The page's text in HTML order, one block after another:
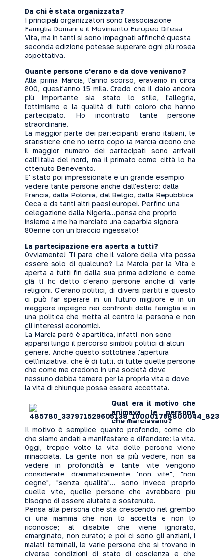
Da chi è stata organizzata?
I principali organizzatori sono l'associazione
Famiglia Domani e il Movimento Europeo Difesa
Vita, ma in tanti si sono impegnati affinché questa
seconda edizione potesse superare ogni più rosea
aspettativa.
Quante persone c'erano e da dove venivano?
Alla prima Marcia, l'anno scorso, eravamo in circa
800, quest'anno 15 mila. Credo che il dato ancora
più importante sia stato lo stile, l'allegria,
l'ottimismo e la qualità di tutti coloro che hanno
partecipato. Ho incontrato tante persone
straordinarie.
La maggior parte dei partecipanti erano italiani, le
statistiche che ho letto dopo la Marcia dicono che
il maggior numero dei partecipati sono arrivati
dall'Italia del nord, ma il primato come città lo ha
ottenuto Benevento.
E' stato poi impressionate e un grande esempio
vedere tante persone anche dall'estero: dalla
Francia, dalla Polonia, dal Belgio, dalla Repubblica
Ceca e da tanti altri paesi europei. Perfino una
delegazione dalla Nigeria...pensa che proprio
insieme a me ha marciato una caparbia signora
80enne con un braccio ingessato!
La partecipazione era aperta a tutti?
Ovviamente! Ti pare che il valore della vita possa
essere solo di qualcuno? La Marcia per la Vita è
aperta a tutti fin dalla sua prima edizione e come
già ti ho detto c'erano persone anche di varie
religioni. C'erano politici, di diversi partiti e questo
ci può far sperare in un futuro migliore e in un
maggiore impegno nei confronti della famiglia e in
una politica che metta al centro la persona e non
gli interessi economici.
La Marcia però è apartitica, infatti, non sono
apparsi lungo il percorso simboli politici di alcun
genere. Anche questo sottolinea l'apertura
dell'iniziativa, che è di tutti, di tutte quelle persone
che come me credono in una società dove
nessuno debba temere per la propria vita e dove
la vita di chiunque possa essere accettata.
Qual era il motivo che
animava le persone
che marciavano?
Il motivo è semplice quanto profondo, come ciò
che siamo andati a manifestare e difendere: la vita.
Oggi, troppe volte la vita delle persone viene
minacciata. La gente non sa più vedere, non sa
vedere in profondità e tante vite vengono
considerate drammaticamente "non vite", "non
degne", "senza qualità"... sono invece proprio
quelle vite, quelle persone che avrebbero più
bisogno di essere aiutate e sostenute.
Pensa alla persona che sta crescendo nel grembo
di una mamma che non lo accetta e non lo
riconosce; al disabile che viene ignorato,
emarginato, non curato; e poi ci sono gli anziani, i
malati terminali, le varie persone che si trovano in
diverse condizioni di stato di coscienza e che